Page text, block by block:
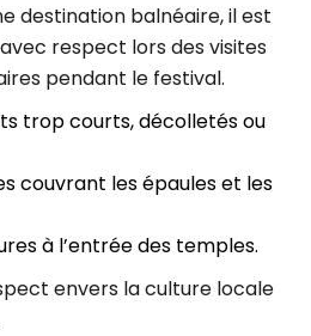
destination balnéaire, il est
respect lors des visites
pendant le festival.
trop courts, décolletés ou
couvrant les épaules et les
à l’entrée des temples.
envers la culture locale